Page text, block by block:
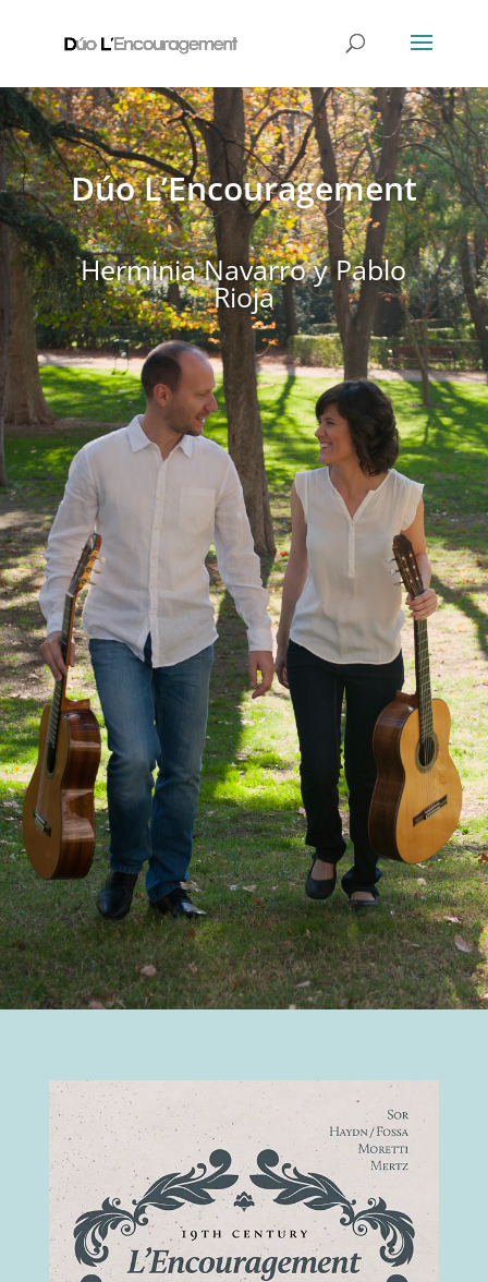
Dúo L’Encouragement
Herminia Navarro y Pablo
Rioja